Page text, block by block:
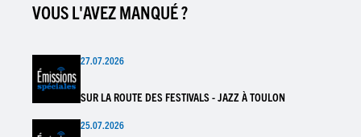
VOUS L'AVEZ MANQUÉ ?
27.07.2026
SUR LA ROUTE DES FESTIVALS - JAZZ À TOULON
25.07.2026